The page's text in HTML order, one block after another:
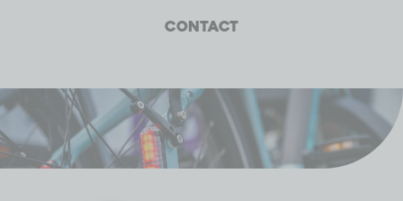
Contact